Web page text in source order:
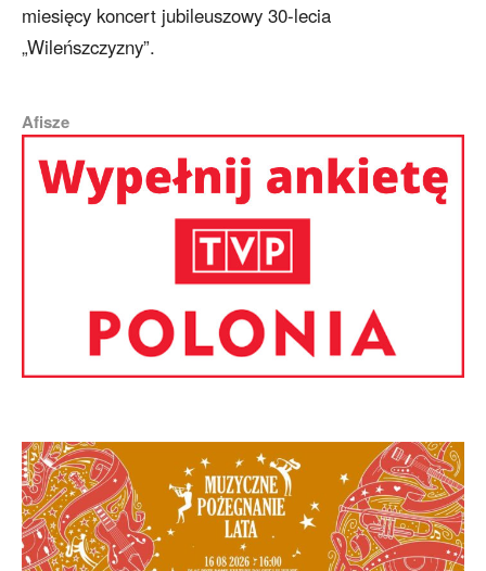
miesięcy koncert jubileuszowy 30-lecia
„Wileńszczyzny”.
Afisze